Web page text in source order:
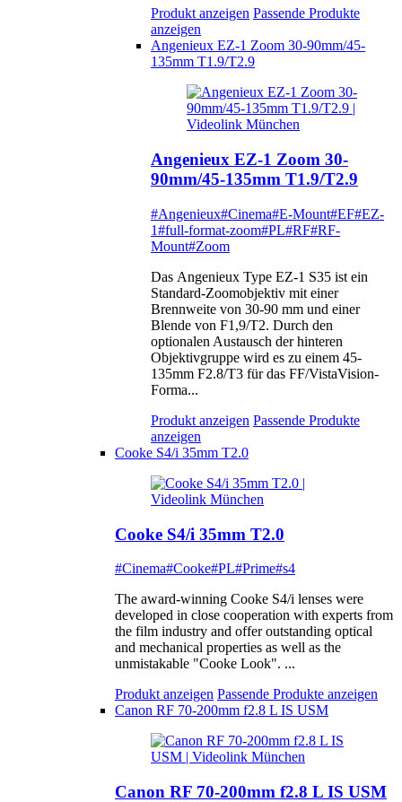
Produkt anzeigen Passende Produkte
anzeigen
Angenieux EZ-1 Zoom 30-90mm/45-
135mm T1.9/T2.9
Angenieux EZ-1 Zoom 30-
90mm/45-135mm T1.9/T2.9
#Angenieux#Cinema#E-Mount#EF#EZ-
1#full-format-zoom#PL#RF#RF-
Mount#Zoom
Das Angenieux Type EZ-1 S35 ist ein
Standard-Zoomobjektiv mit einer
Brennweite von 30-90 mm und einer
Blende von F1,9/T2. Durch den
optionalen Austausch der hinteren
Objektivgruppe wird es zu einem 45-
135mm F2.8/T3 für das FF/VistaVision-
Forma...
Produkt anzeigen Passende Produkte
anzeigen
Cooke S4/i 35mm T2.0
Cooke S4/i 35mm T2.0
#Cinema#Cooke#PL#Prime#s4
The award-winning Cooke S4/i lenses were
developed in close cooperation with experts from
the film industry and offer outstanding optical
and mechanical properties as well as the
unmistakable "Cooke Look". ...
Produkt anzeigen Passende Produkte anzeigen
Canon RF 70-200mm f2.8 L IS USM
Canon RF 70-200mm f2.8 L IS USM